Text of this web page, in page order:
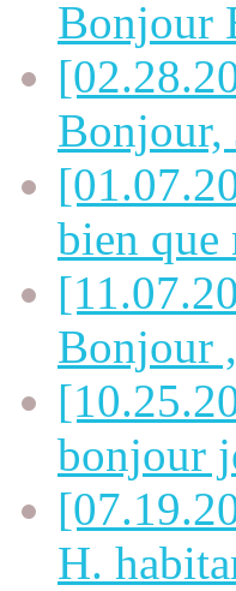
Bonjour
Bonjour,
bien que
Bonjour
bonjour
H.